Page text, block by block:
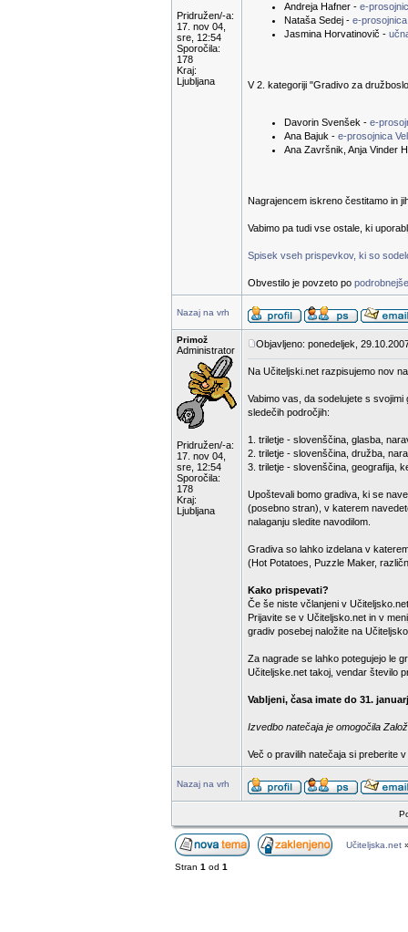
Pridružen/-a:
17. nov 04,
sre, 12:54
Sporočila:
178
Kraj:
Ljubljana
Andreja Hafner - e-
Nataša Sedej - e-
Jasmina Horvatinovič -
V 2. kategoriji "Gradivo za
Davorin Svenšek - e-
Ana Bajuk - e-prosojnica
Ana Završnik, Anja Vinder
Nagrajencem iskreno čestitamo in
Vabimo pa tudi vse ostale, ki
Spisek vseh prispevkov, ki so
Obvestilo je povzeto po
Nazaj na vrh
Primož
Administrator
Pridružen/-a:
17. nov 04,
sre, 12:54
Sporočila:
178
Kraj:
Ljubljana
Objavljeno: ponedeljek,
Na Učiteljski.net razpisujemo nov
Vabimo vas, da sodelujete s
sledečih področjih:
1. triletje - slovenščina, glasba,
2. triletje - slovenščina, družba,
3. triletje - slovenščina, geografija,
Upoštevali bomo gradiva, ki se
(posebno stran), v katerem
nalaganju sledite navodilom.
Gradiva so lahko izdelana v
(Hot Potatoes, Puzzle Maker,
Kako prispevati?
Če še niste včlanjeni v
Prijavite se v Učiteljsko.net in v
gradiv posebej naložite na
Za nagrade se lahko potegujejo le
Učiteljske.net takoj, vendar število
Vabljeni, časa imate do 31.
Izvedbo natečaja je omogočila
Več o pravilih natečaja si preberite v
Nazaj na vrh
Učiteljska.net
Stran 1 od 1